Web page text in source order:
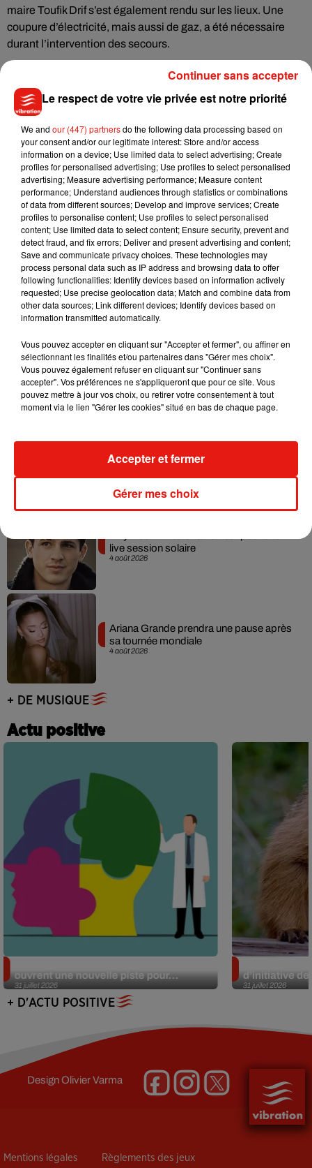
maire Toufik Drif s’est également rendu sur les lieux. Une
coupure d’électricité, mais aussi de gaz, a été nécessaire
durant l’intervention des secours.
Musique
7 août 2026
Madonna sort enfin le remix de « Love
Sensation » avec Kylie Minogue
7 août 2026
Tayc et Didi B dévoilent le single le plus
dansant de l’année
7 août 2026
Angèle et Amélie Lens dévoilent leur
collaboration tant attendue
5 août 2026
Benny Blanco invite Selena Gomez et
Becky G sur son nouveau single
4 août 2026
live session solaire
4 août 2026
Ariana Grande prendra une pause après
sa tournée mondiale
+ DE MUSIQUE
Actu positive
31 juillet 2026
ouvrent une nouvelle piste pour...
31 juillet 2026
d’initiative
+ D'ACTU POSITIVE
DesignOlivier Varma
Mentions légales Règlements des jeux
Le respect de votre vie privée est notre priorité
We and our (447) partnersdo the following data processing based on
your consent and/or our legitimate interest: Store and/or access
information on a device; Use limited data to select advertising; Create
profiles for personalised advertising; Use profiles to select personalised
advertising; Measure advertising performance; Measure content
performance; Understand audiences through statistics or combinations
of data from different sources; Develop and improve services; Create
profiles to personalise content; Use profiles to select personalised
content; Use limited data to select content; Ensure security, prevent and
detect fraud, and fix errors; Deliver and present advertising and content;
Save and communicate privacy choices. These technologies may
process personal data such as IP address and browsing data to offer
following functionalities: Identify devices based on information actively
requested; Use precise geolocation data; Match and combine data from
other data sources; Link different devices; Identify devices based on
information transmitted automatically.
Vous pouvez accepter en cliquant sur "Accepter et fermer", ou affiner en
sélectionnant les finalités et/ou partenaires dans "Gérer mes choix".
Vous pouvez également refuser en cliquant sur "Continuer sans
accepter". Vos préférences ne s'appliqueront que pour ce site. Vous
pouvez mettre à jour vos choix, ou retirer votre consentement à tout
moment via le lien "Gérer les cookies" situé en bas de chaque page.
Gérer mes choix
Accepter et fermer
Continuer sans accepter